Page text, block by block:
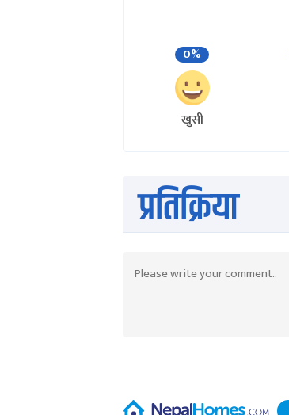
0%
खुसी
प्रतिक्रिया